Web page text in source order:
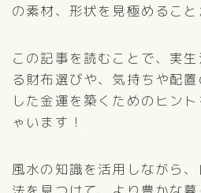
の素材、形状を見極めること
この記事を読むことで、実
る財布選びや、気持ちや配
した金運を築くためのヒン
ゃいます！
風水の知識を活用しながら